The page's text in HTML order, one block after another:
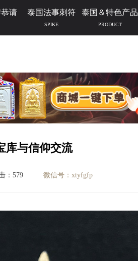
请 泰国法事刺符
SPIKE
泰国＆特色产品
PRODUCT
库与信仰交流
：579 微信号：xtyfgfp